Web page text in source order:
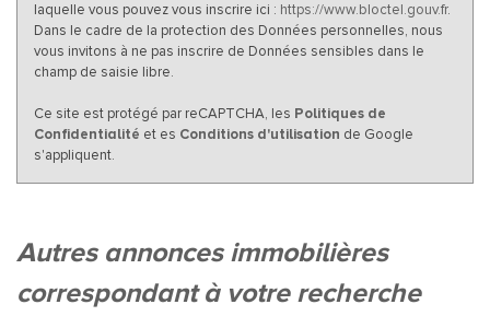
laquelle vous pouvez vous inscrire ici : https://www.bloctel.gouv.fr.
Dans le cadre de la protection des Données personnelles, nous
vous invitons à ne pas inscrire de Données sensibles dans le
champ de saisie libre.
Ce site est protégé par reCAPTCHA, les Politiques de
Confidentialité et es Conditions d'utilisation de Google
s'appliquent.
autres annonces immobilières
correspondant à votre recherche